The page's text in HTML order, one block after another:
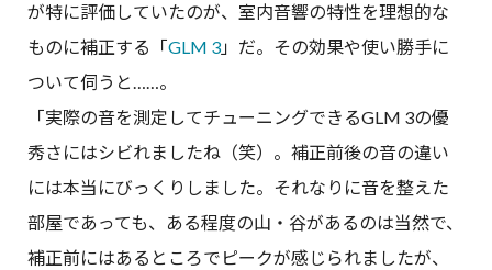
が特に評価していたのが、室内音響の特性を理想的な
ものに補正する「GLM 3 」だ。その効果や使い勝手に
ついて伺うと……。
「実際の音を測定してチューニングできるGLM 3の優
秀さにはシビれましたね（笑）。補正前後の音の違い
には本当にびっくりしました。それなりに音を整えた
部屋であっても、ある程度の山・谷があるのは当然で、
補正前にはあるところでピークが感じられましたが、